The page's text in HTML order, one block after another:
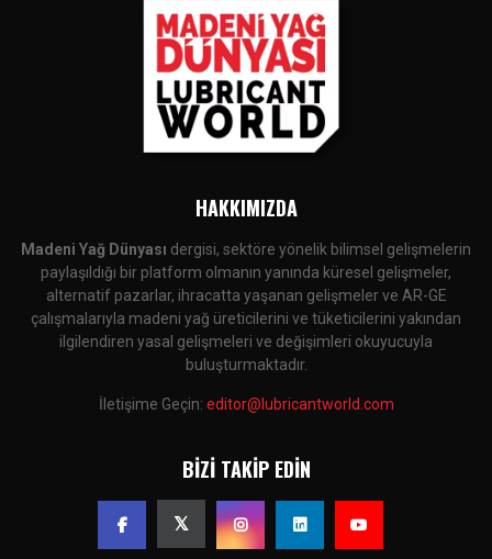
HAKKIMIZDA
Madeni Yağ Dünyası dergisi, sektöre yönelik bilimsel gelişmelerin
paylaşıldığı bir platform olmanın yanında küresel gelişmeler,
alternatif pazarlar, ihracatta yaşanan gelişmeler ve AR-GE
çalışmalarıyla madeni yağ üreticilerini ve tüketicilerini yakından
ilgilendiren yasal gelişmeleri ve değişimleri okuyucuyla
buluşturmaktadır.
İletişime Geçin: editor@lubricantworld.com
BIZI TAKIP EDIN